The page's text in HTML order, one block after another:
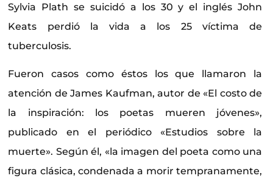
Sylvia Plath se suicidó a los 30 y el inglés John
Keats perdió la vida a los 25 víctima de
tuberculosis.
Fueron casos como éstos los que llamaron la
atención de James Kaufman, autor de «El costo de
la inspiración: los poetas mueren jóvenes»,
publicado en el periódico «Estudios sobre la
muerte». Según él, «la imagen del poeta como una
figura clásica, condenada a morir tempranamente,